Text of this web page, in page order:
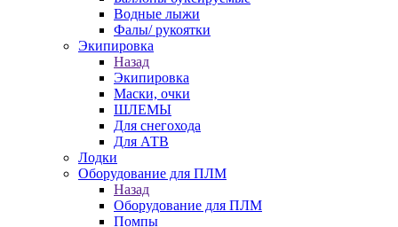
Водные лыжи
Фалы/ рукоятки
Экипировка
Назад
Экипировка
Маски, очки
ШЛЕМЫ
Для снегохода
Для АТВ
Лодки
Оборудование для ПЛМ
Назад
Оборудование для ПЛМ
Помпы